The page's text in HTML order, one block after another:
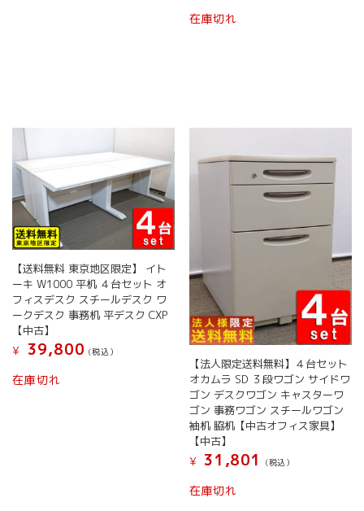
在庫切れ
【送料無料 東京地区限定】 イト
ーキ W1000 平机 ４台セット オ
フィスデスク スチールデスク ワ
ークデスク 事務机 平デスク CXP
【中古】
¥
39,800 (税込）
在庫切れ
【法人限定送料無料】４台セット
オカムラ SD ３段ワゴン サイドワ
ゴン デスクワゴン キャスターワ
ゴン 事務ワゴン スチールワゴン
袖机 脇机【中古オフィス家具】
【中古】
¥
31,801 (税込）
在庫切れ